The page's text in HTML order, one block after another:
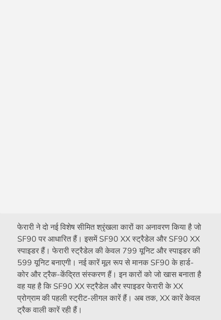
फेरारी ने दो नई विशेष सीमित श्रृंखला कारों का अनावरण किया है जो
SF90 पर आधारित हैं। इसमें SF90 XX स्ट्रैडेल और SF90 XX
स्पाइडर हैं। फेरारी स्ट्रैडेल की केवल 799 यूनिट और स्पाइडर की
599 यूनिट बनाएगी। नई कारें मूल रूप से मानक SF90 के हार्ड-
कोर और ट्रैक-केंद्रित संस्करण हैं। इन कारों को जो खास बनाता है
वह यह है कि SF90 XX स्ट्रैडेल और स्पाइडर फेरारी के XX
प्रोग्राम की पहली स्ट्रीट-लीगल कारें हैं। अब तक, XX कारें केवल
ट्रैक वाली कारें रही हैं।